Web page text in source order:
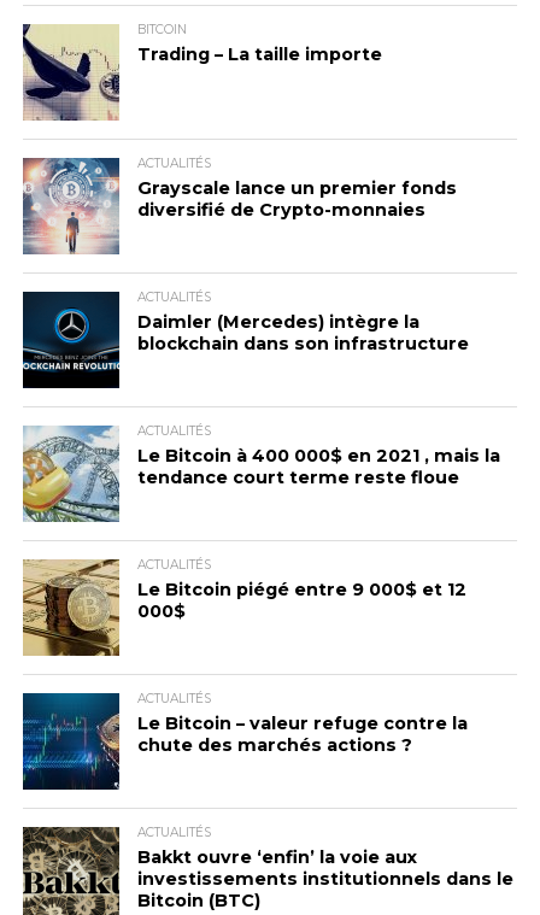
BITCOIN
Trading – La taille importe
ACTUALITÉS
Grayscale lance un premier fonds
diversifié de Crypto-monnaies
ACTUALITÉS
Daimler (Mercedes) intègre la
blockchain dans son infrastructure
ACTUALITÉS
Le Bitcoin à 400 000$ en 2021 , mais la
tendance court terme reste floue
ACTUALITÉS
Le Bitcoin piégé entre 9 000$ et 12
000$
ACTUALITÉS
Le Bitcoin – valeur refuge contre la
chute des marchés actions ?
ACTUALITÉS
Bakkt ouvre ‘enfin’ la voie aux
investissements institutionnels dans le
Bitcoin (BTC)